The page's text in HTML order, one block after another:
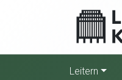
Leitern